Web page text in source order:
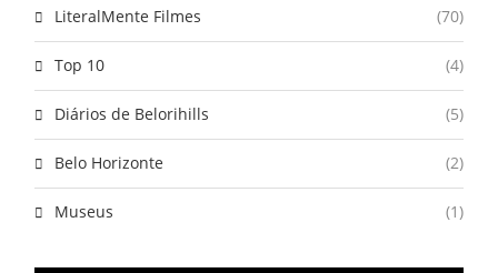
LiteralMente Filmes (70)
Top 10 (4)
Diários de Belorihills (5)
Belo Horizonte (2)
Museus (1)